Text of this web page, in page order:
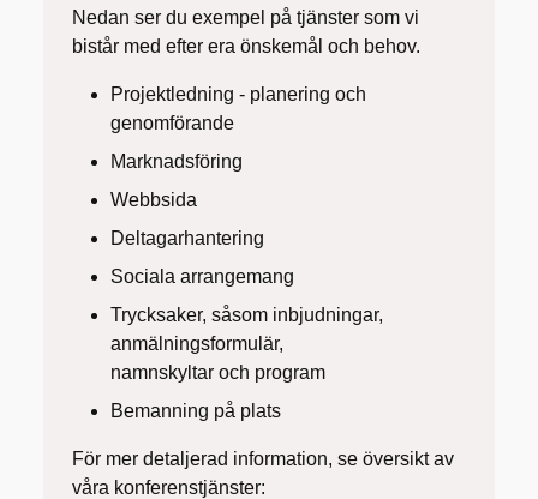
Nedan ser du exempel på tjänster som vi
bistår med efter era önskemål och behov.
Projektledning - planering och
genomförande
Marknadsföring
Webbsida
Deltagarhantering
Sociala arrangemang
Trycksaker, såsom inbjudningar,
anmälningsformulär,
namnskyltar och program
Bemanning på plats
För mer detaljerad information, se översikt av
våra konferenstjänster: